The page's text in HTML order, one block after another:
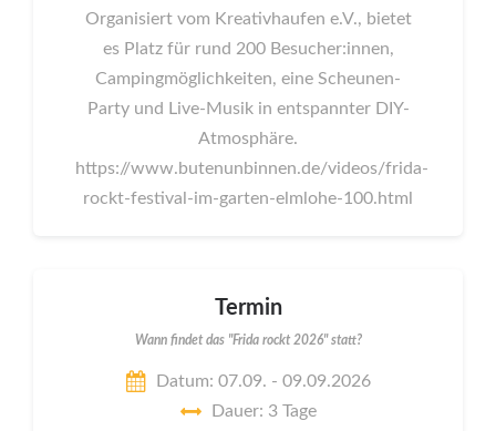
Organisiert vom Kreativhaufen e.V., bietet
es Platz für rund 200 Besucher:innen,
Campingmöglichkeiten, eine Scheunen-
Party und Live-Musik in entspannter DIY-
Atmosphäre.
https://www.butenunbinnen.de/videos/frida-
rockt-festival-im-garten-elmlohe-100.html
Termin
Wann findet das "Frida rockt 2026" statt?
Datum: 07.09. - 09.09.2026
Dauer: 3 Tage